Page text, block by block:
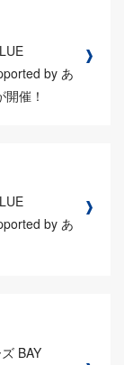
by あ
催！
by あ
BAY